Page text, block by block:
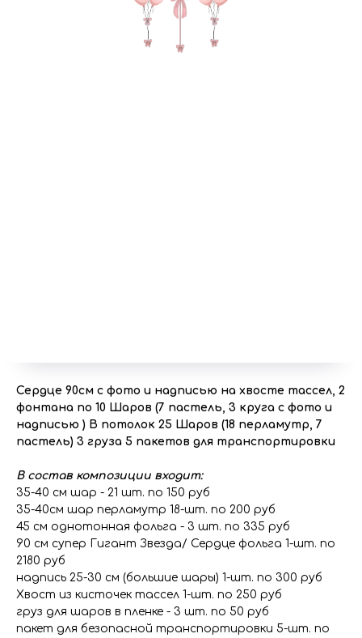
Сердце 90см с фото и надписью на хвосте тассел, 2
фонтана по 10 Шаров (7 пастель, 3 круга с фото и
надписью ) В потолок 25 Шаров (18 перламутр, 7
пастель) 3 груза 5 пакетов для транспортировки
В состав композиции входит:
35-40 см шар - 21 шт. по 150 руб
35-40см шар перламутр 18-шт. по 200 руб
45 см однотонная фольга - 3 шт. по 335 руб
90 см супер Гигант Звезда/ Сердце фольга 1-шт. по
2180 руб
надпись 25-30 см (большие шары) 1-шт. по 300 руб
Хвост из кисточек тассел 1-шт. по 250 руб
груз для шаров в пленке - 3 шт. по 50 руб
пакет для безопасной транспортировки 5-шт. по